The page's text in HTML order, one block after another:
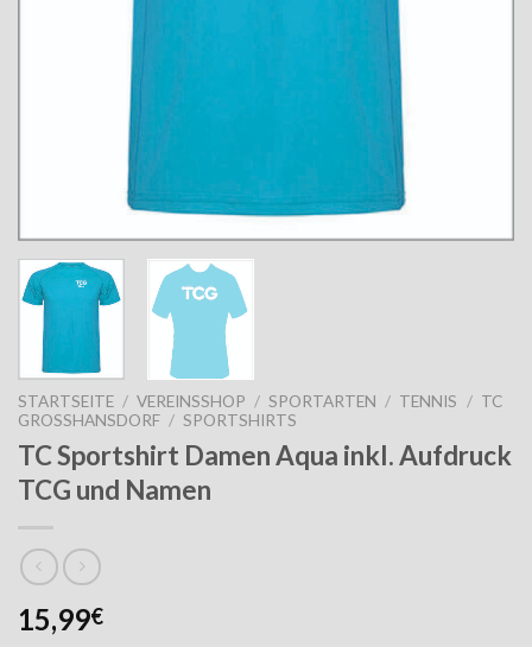
STARTSEITE / VEREINSSHOP / SPORTARTEN / TENNIS / TC
GROSSHANSDORF
/ SPORTSHIRTS
TC Sportshirt Damen Aqua inkl. Aufdruck
TCG und Namen
15,99€